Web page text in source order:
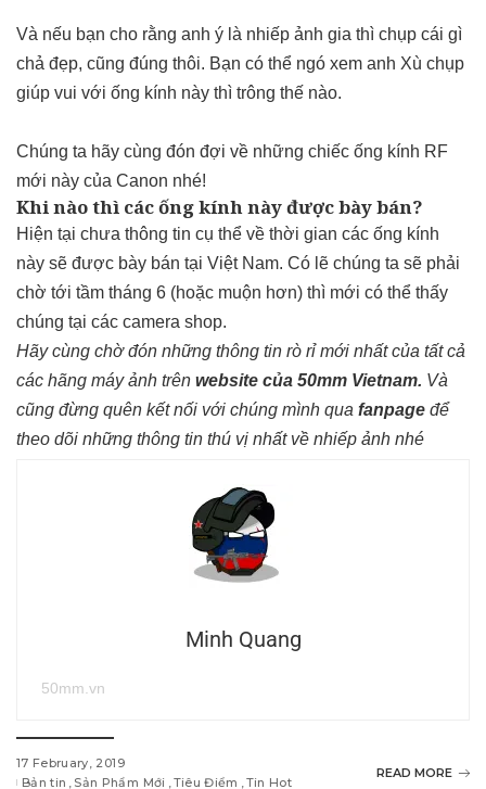
Và nếu bạn cho rằng anh ý là nhiếp ảnh gia thì chụp cái gì
chả đẹp, cũng đúng thôi. Bạn có thể ngó xem anh Xù chụp
giúp vui với ống kính này thì trông thế nào.
Chúng ta hãy cùng đón đợi về những chiếc ống kính RF
mới này của Canon nhé!
Khi nào thì các ống kính này được bày bán?
Hiện tại chưa thông tin cụ thể về thời gian các ống kính
này sẽ được bày bán tại Việt Nam. Có lẽ chúng ta sẽ phải
chờ tới tầm tháng 6 (hoặc muộn hơn) thì mới có thể thấy
chúng tại các camera shop.
Hãy cùng chờ đón những thông tin rò rỉ mới nhất của tất cả
các hãng máy ảnh trên website của 50mm Vietnam. Và
cũng đừng quên kết nối với chúng mình qua fanpage để
theo dõi những thông tin thú vị nhất về nhiếp ảnh nhé
Minh Quang
50mm.vn
17 February, 2019
Bản tin
Sản Phẩm Mới Tiêu Điểm Tin Hot
READ MORE